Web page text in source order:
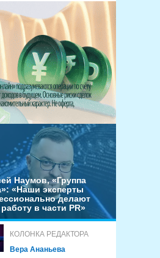
Наумов, «Группа
«Наши эксперты
делают
в части PR»
КОЛОНКА РЕДАКТОРА
Вера Ананьева